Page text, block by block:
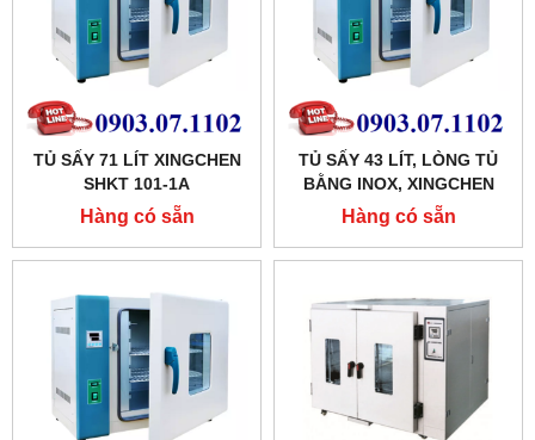
TỦ SẤY 71 LÍT XINGCHEN
SHKT 101-1A
Hàng có sẵn
TỦ SẤY 43 LÍT, LÒNG TỦ
BẰNG INOX, XINGCHEN
SHKT 101-0AB
Hàng có sẵn